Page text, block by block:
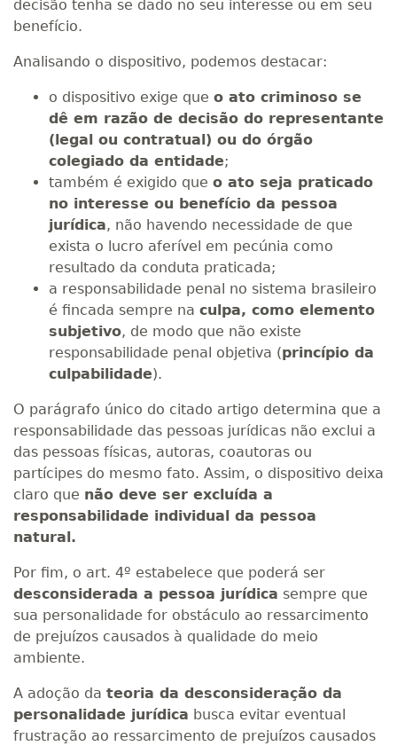
decisão tenha se dado no seu interesse ou em seu
benefício.
Analisando o dispositivo, podemos destacar:
o dispositivo exige que o ato criminoso se
dê em razão de decisão do representante
(legal ou contratual) ou do órgão
colegiado da entidade;
também é exigido que o ato seja praticado
no interesse ou benefício da pessoa
jurídica, não havendo necessidade de que
exista o lucro aferível em pecúnia como
resultado da conduta praticada;
a responsabilidade penal no sistema brasileiro
é fincada sempre na culpa, como elemento
subjetivo, de modo que não existe
responsabilidade penal objetiva (princípio da
culpabilidade).
O parágrafo único do citado artigo determina que a
responsabilidade das pessoas jurídicas não exclui a
das pessoas físicas, autoras, coautoras ou
partícipes do mesmo fato. Assim, o dispositivo deixa
claro que não deve ser excluída a
responsabilidade individual da pessoa
natural.
Por fim, o art. 4º estabelece que poderá ser
desconsiderada a pessoa jurídica sempre que
sua personalidade for obstáculo ao ressarcimento
de prejuízos causados à qualidade do meio
ambiente.
A adoção da teoria da desconsideração da
personalidade jurídica busca evitar eventual
frustração ao ressarcimento de prejuízos causados